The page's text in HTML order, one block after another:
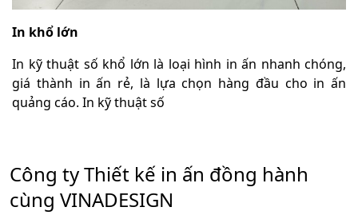
In khổ lớn
In kỹ thuật số khổ lớn là loại hình in ấn nhanh chóng,
giá thành in ấn rẻ, là lựa chọn hàng đầu cho in ấn
quảng cáo. In kỹ thuật số
Công ty Thiết kế in ấn đồng hành
cùng VINADESIGN